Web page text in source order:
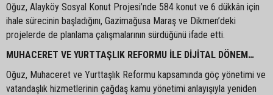
Oğuz, Alayköy Sosyal Konut Projesi’nde 584 konut ve 6 dükkân için
ihale sürecinin başladığını, Gazimağusa Maraş ve Dikmen’deki
projelerde de planlama çalışmalarının sürdüğünü ifade etti.
MUHACERET VE YURTTAŞLIK REFORMU İLE DİJİTAL DÖNEM…
Oğuz, Muhaceret ve Yurttaşlık Reformu kapsamında göç yönetimi ve
vatandaşlık hizmetlerinin çağdaş kamu yönetimi anlayışıyla yeniden